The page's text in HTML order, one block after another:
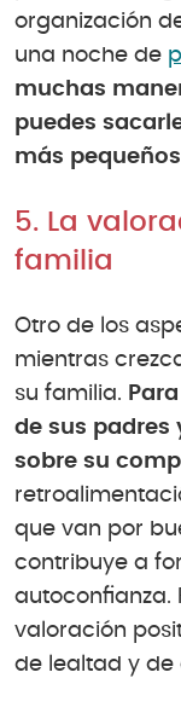
organización
una noche de
muchas
puedes
más
5. La
familia
Otro de los
mientras
su familia.
de sus padres
sobre su
que van por
contribuye a
autoconfianza.
valoración
de lealtad y de